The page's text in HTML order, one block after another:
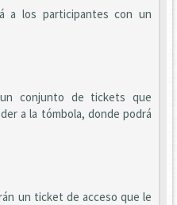
a los participantes con un
conjunto de tickets que
a la tómbola, donde podrá
un ticket de acceso que le